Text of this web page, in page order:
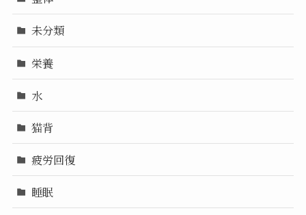
未分類
栄養
水
猫背
疲労回復
睡眠